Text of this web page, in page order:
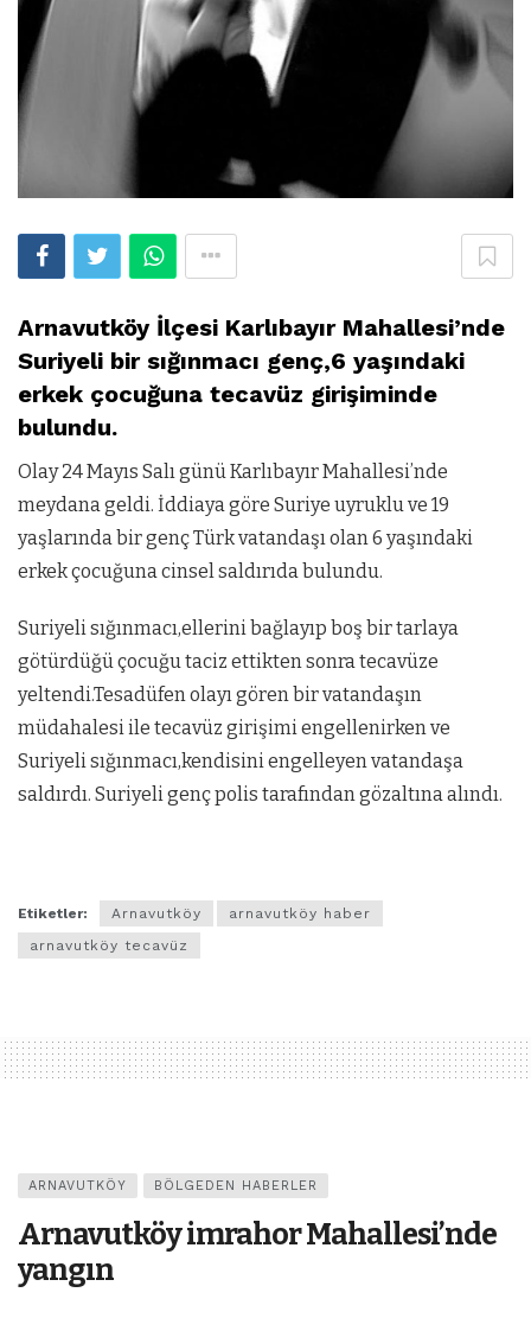
Arnavutköy İlçesi Karlıbayır Mahallesi’nde
Suriyeli bir sığınmacı genç,6 yaşındaki
erkek çocuğuna tecavüz girişiminde
bulundu.
Olay 24 Mayıs Salı günü Karlıbayır Mahallesi’nde
meydana geldi. İddiaya göre Suriye uyruklu ve 19
yaşlarında bir genç Türk vatandaşı olan 6 yaşındaki
erkek çocuğuna cinsel saldırıda bulundu.
Suriyeli sığınmacı,ellerini bağlayıp boş bir tarlaya
götürdüğü çocuğu taciz ettikten sonra tecavüze
yeltendi.Tesadüfen olayı gören bir vatandaşın
müdahalesi ile tecavüz girişimi engellenirken ve
Suriyeli sığınmacı,kendisini engelleyen vatandaşa
saldırdı. Suriyeli genç polis tarafından gözaltına alındı.
Etiketler: Arnavutköy
arnavutköy haber
arnavutköy tecavüz
ARNAVUTKÖY BÖLGEDEN HABERLER
Arnavutköy imrahor Mahallesi’nde
yangın